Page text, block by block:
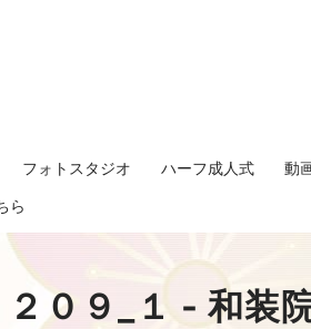
フォトスタジオ ハーフ成人式 動
ら
２０９_１ - 和装